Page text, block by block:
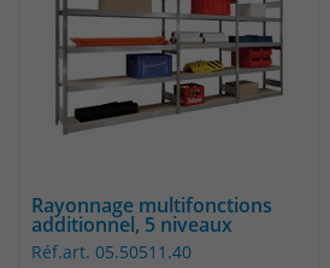
Rayonnage multifonctions
additionnel, 5 niveaux
Réf.art. 05.50511.40